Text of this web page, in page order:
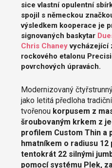
sice vlastní opulentní
spojil s německou
výsledkem kooperace je
signovaných baskytar
Chris Chaneyvycházející
rockového etalonu
povrchových úpravách.
Modernizovaný
jako letitá předloha
tvořenou korpusem z
šroubovaným krkem z
profilem Custom Thin a
hmatníkem o radiusu 12
tentokrát 22 silnými
pomocí systému Plek,